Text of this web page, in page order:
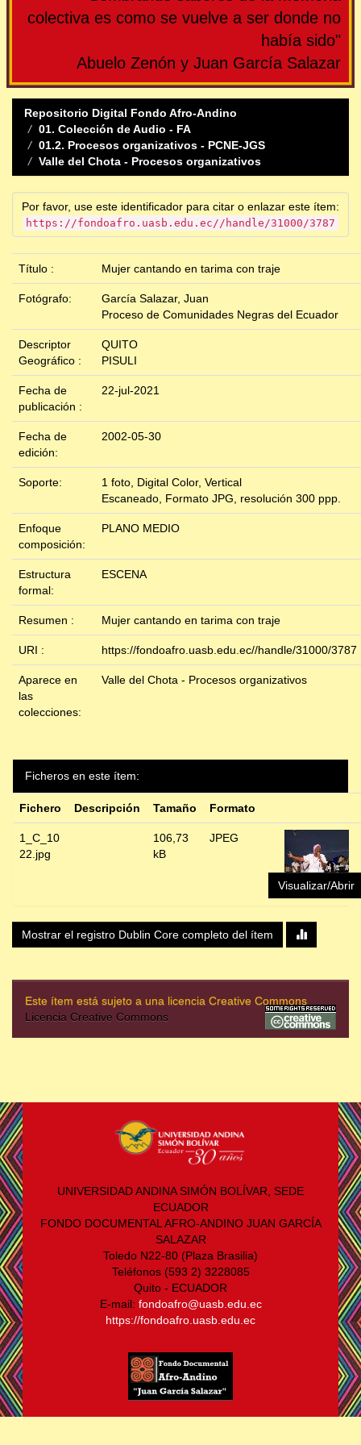
colectiva es como se vuelve a ser donde no
había sido"
Abuelo Zenón y Juan García Salazar
Repositorio Digital Fondo Afro-Andino
01. Colección de Audio - FA
01.2. Procesos organizativos - PCNE-JGS
Valle del Chota - Procesos organizativos
Por favor, use este identificador para citar o enlazar este ítem:
https://fondoafro.uasb.edu.ec//handle/31000/3787
Título : Mujer cantando en tarima con traje
Fotógrafo:
García Salazar, Juan
Proceso de Comunidades Negras del Ecuador
Descriptor
Geográfico :
QUITO
PISULI
Fecha de
publicación :
22-jul-2021
Fecha de
edición:
2002-05-30
Soporte:
1 foto, Digital Color, Vertical
Escaneado, Formato JPG, resolución 300 ppp.
Enfoque
composición:
PLANO MEDIO
Estructura
formal:
ESCENA
Resumen : Mujer cantando en tarima con traje
URI : https://fondoafro.uasb.edu.ec//handle/31000/3787
Aparece en
las
colecciones:
Valle del Chota - Procesos organizativos
Ficheros en este ítem:
Fichero Descripción Tamaño Formato
1_C_10
22.jpg
106,73
kB
JPEG
Visualizar/Abrir
Mostrar el registro Dublin Core completo del ítem
Este ítem está sujeto a una licencia Creative Commons
Licencia Creative Commons
UNIVERSIDAD ANDINA SIMÓN BOLÍVAR, SEDE
ECUADOR
FONDO DOCUMENTAL AFRO-ANDINO JUAN GARCÍA
SALAZAR
Toledo N22-80 (Plaza Brasilia)
Teléfonos (593 2) 3228085
Quito - ECUADOR
E-mail: fondoafro@uasb.edu.ec
https://fondoafro.uasb.edu.ec